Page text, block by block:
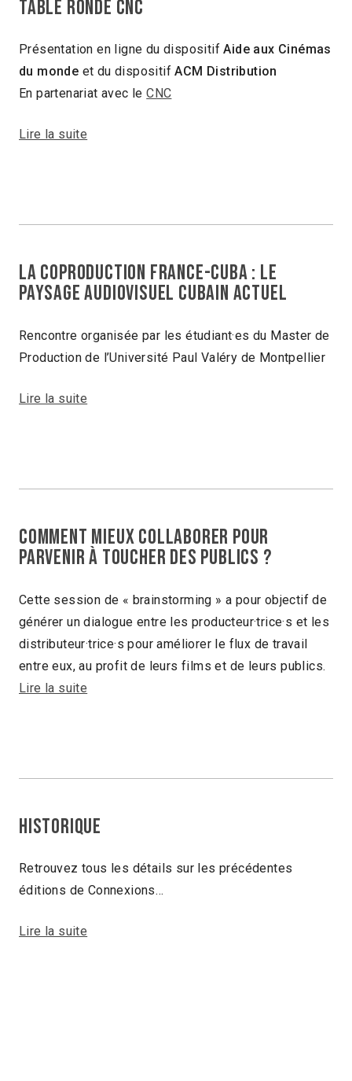
TABLE RONDE CNC
Présentation en ligne du dispositifAide aux Cinémas
du monde et du dispositifACM Distribution
En partenariat avec leCNC
Lire la suite
LA COPRODUCTION FRANCE-CUBA : LE
PAYSAGE AUDIOVISUEL cubain ACTUEL
Rencontre organisée par les étudiant·es du Master de
Production de l’Université Paul Valéry de Montpellier
Lire la suite
Comment mieux collaborer pour
parvenir à toucher des publics ?
Cette session de « brainstorming » a pour objectif de
générer un dialogue entre les producteur·trice·s et les
distributeur·trice·s pour améliorer le flux de travail
entre eux, au profit de leurs films et de leurs publics.
Lire la suite
Historique
Retrouvez tous les détails sur les précédentes
éditions de Connexions…
Lire la suite